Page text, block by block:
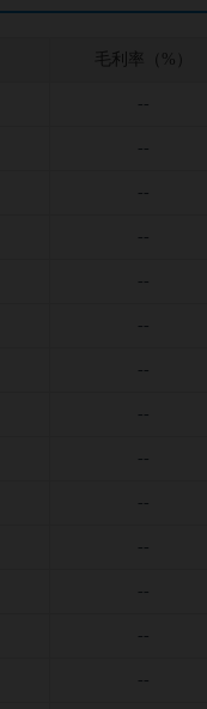
毛利率（%）
--
--
--
--
--
--
--
--
--
--
--
--
--
--